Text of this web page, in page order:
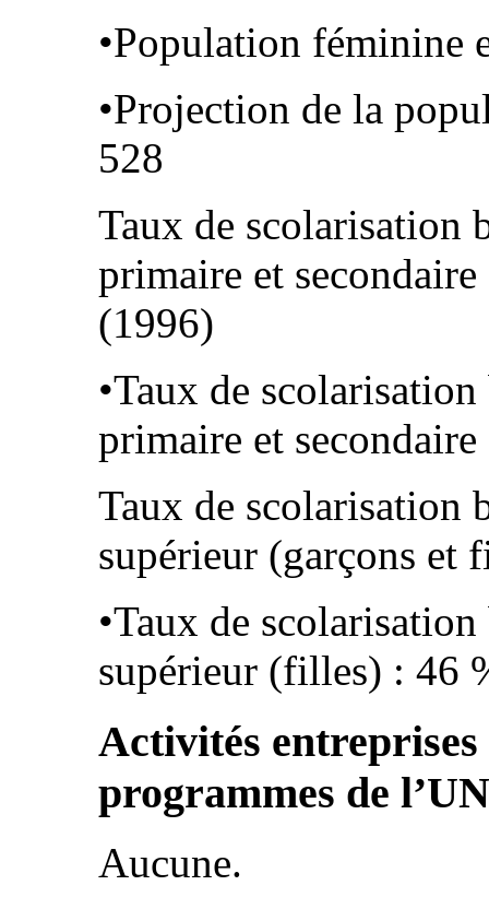
•Population féminine
•Projection de la
528
Taux de scolarisation
primaire et
(1996)
•Taux de
primaire et
Taux de scolarisation
supérieur (garçons et
•Taux de
supérieur (filles) : 46
Activités entreprises
programmes de
Aucune.